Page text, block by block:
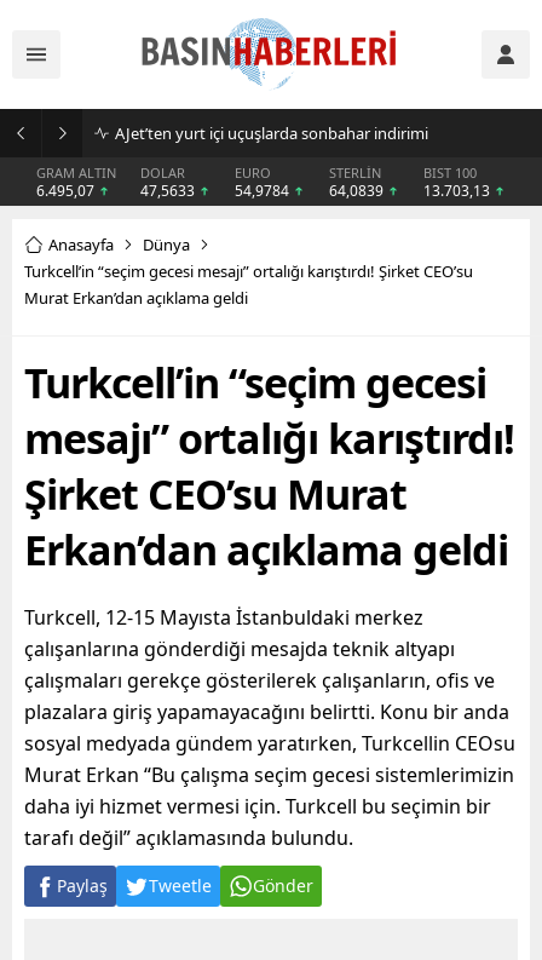
AJet’ten yurt içi uçuşlarda sonbahar indirimi
GRAM ALTIN
6.495,07
DOLAR
47,5633
EURO
54,9784
STERLİN
64,0839
BIST 100
13.703,13
Anasayfa
Dünya
Turkcell’in “seçim gecesi mesajı” ortalığı karıştırdı! Şirket CEO’su
Murat Erkan’dan açıklama geldi
Turkcell’in “seçim gecesi
mesajı” ortalığı karıştırdı!
Şirket CEO’su Murat
Erkan’dan açıklama geldi
Turkcell, 12-15 Mayısta İstanbuldaki merkez
çalışanlarına gönderdiği mesajda teknik altyapı
çalışmaları gerekçe gösterilerek çalışanların, ofis ve
plazalara giriş yapamayacağını belirtti. Konu bir anda
sosyal medyada gündem yaratırken, Turkcellin CEOsu
Murat Erkan “Bu çalışma seçim gecesi sistemlerimizin
daha iyi hizmet vermesi için. Turkcell bu seçimin bir
tarafı değil” açıklamasında bulundu.
Paylaş Tweetle Gönder